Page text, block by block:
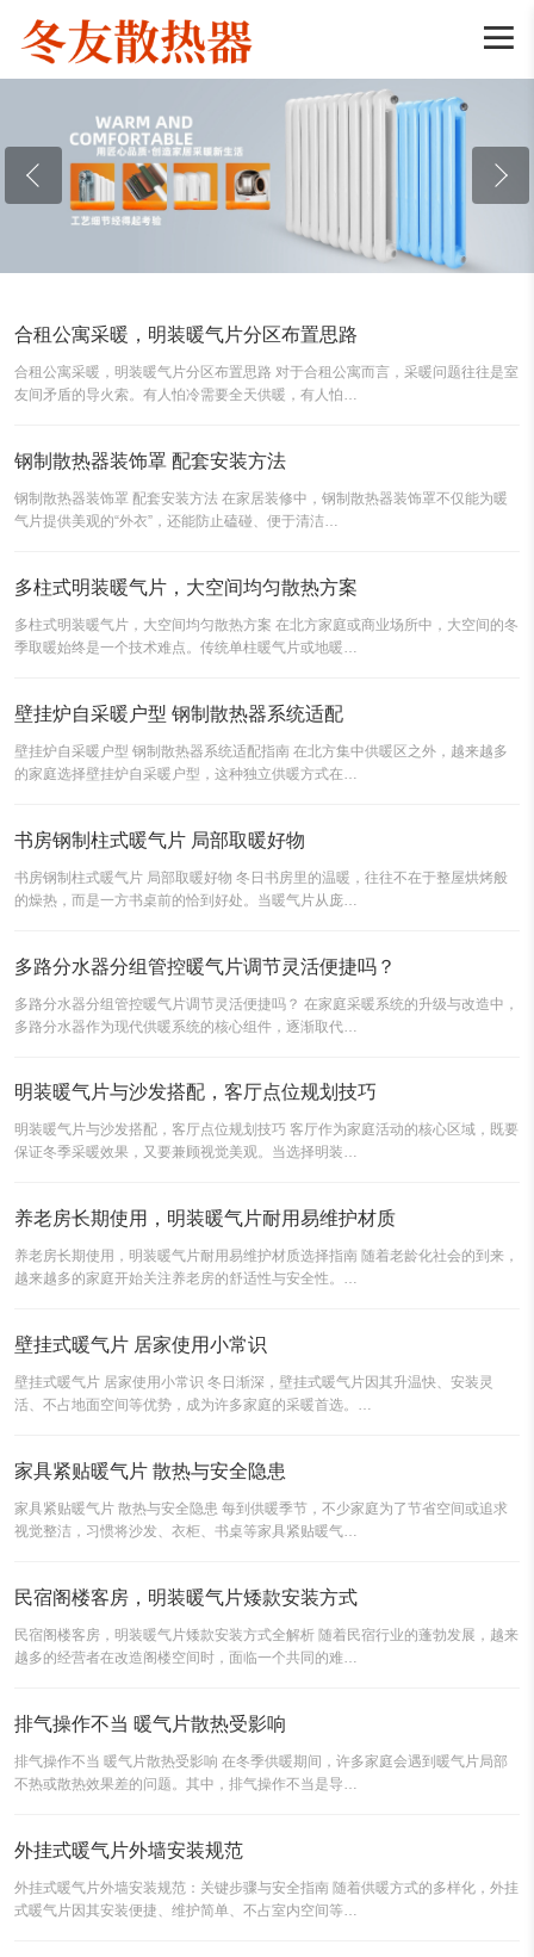

合租公寓采暖，明装暖气片分区布置思路
合租公寓采暖，明装暖气片分区布置思路 对于合租公寓而言，采暖问题往往是室
友间矛盾的导火索。有人怕冷需要全天供暖，有人怕…
钢制散热器装饰罩 配套安装方法
钢制散热器装饰罩 配套安装方法 在家居装修中，钢制散热器装饰罩不仅能为暖
气片提供美观的“外衣”，还能防止磕碰、便于清洁…
多柱式明装暖气片，大空间均匀散热方案
多柱式明装暖气片，大空间均匀散热方案 在北方家庭或商业场所中，大空间的冬
季取暖始终是一个技术难点。传统单柱暖气片或地暖…
壁挂炉自采暖户型 钢制散热器系统适配
壁挂炉自采暖户型 钢制散热器系统适配指南 在北方集中供暖区之外，越来越多
的家庭选择壁挂炉自采暖户型，这种独立供暖方式在…
书房钢制柱式暖气片 局部取暖好物
书房钢制柱式暖气片 局部取暖好物 冬日书房里的温暖，往往不在于整屋烘烤般
的燥热，而是一方书桌前的恰到好处。当暖气片从庞…
多路分水器分组管控暖气片调节灵活便捷吗？
多路分水器分组管控暖气片调节灵活便捷吗？ 在家庭采暖系统的升级与改造中，
多路分水器作为现代供暖系统的核心组件，逐渐取代…
明装暖气片与沙发搭配，客厅点位规划技巧
明装暖气片与沙发搭配，客厅点位规划技巧 客厅作为家庭活动的核心区域，既要
保证冬季采暖效果，又要兼顾视觉美观。当选择明装…
养老房长期使用，明装暖气片耐用易维护材质
养老房长期使用，明装暖气片耐用易维护材质选择指南 随着老龄化社会的到来，
越来越多的家庭开始关注养老房的舒适性与安全性。…
壁挂式暖气片 居家使用小常识
壁挂式暖气片 居家使用小常识 冬日渐深，壁挂式暖气片因其升温快、安装灵
活、不占地面空间等优势，成为许多家庭的采暖首选。…
家具紧贴暖气片 散热与安全隐患
家具紧贴暖气片 散热与安全隐患 每到供暖季节，不少家庭为了节省空间或追求
视觉整洁，习惯将沙发、衣柜、书桌等家具紧贴暖气…
民宿阁楼客房，明装暖气片矮款安装方式
民宿阁楼客房，明装暖气片矮款安装方式全解析 随着民宿行业的蓬勃发展，越来
越多的经营者在改造阁楼空间时，面临一个共同的难…
排气操作不当 暖气片散热受影响
排气操作不当 暖气片散热受影响 在冬季供暖期间，许多家庭会遇到暖气片局部
不热或散热效果差的问题。其中，排气操作不当是导…
外挂式暖气片外墙安装规范
外挂式暖气片外墙安装规范：关键步骤与安全指南 随着供暖方式的多样化，外挂
式暖气片因其安装便捷、维护简单、不占室内空间等…